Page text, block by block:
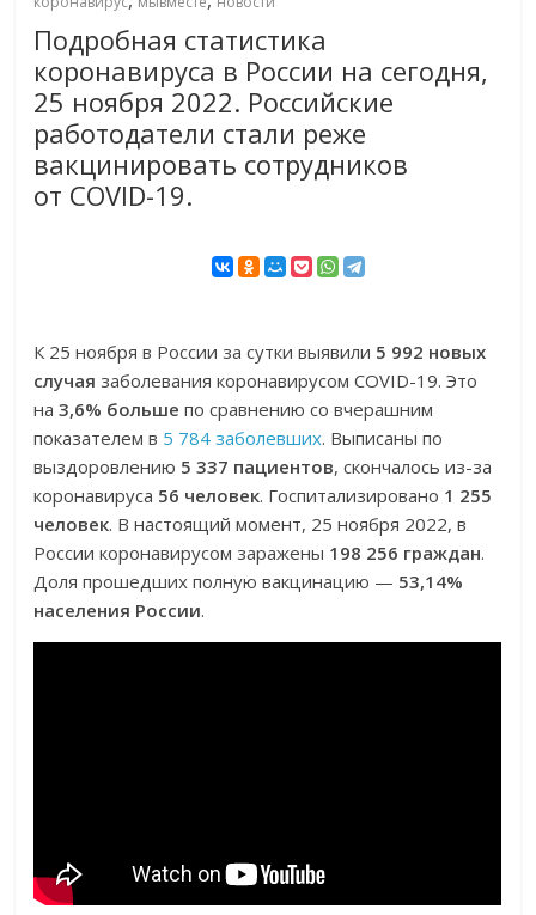
Подробная статистика
коронавируса в России на сегодня,
25 ноября 2022. Российские
работодатели стали реже
вакцинировать сотрудников
от COVID-19.
К 25 ноября в России за сутки выявили 5 992 новых
случая заболевания коронавирусом COVID-19. Это
на3,6% больше по сравнению со вчерашним
показателем в 5 784 заболевших. Выписаны по
выздоровлению 5 337 пациентов, скончалось из-за
коронавируса 56 человек. Госпитализировано 1 255
человек. В настоящий момент, 25 ноября 2022, в
России коронавирусом заражены 198 256 граждан.
Доля прошедших полную вакцинацию — 53,14%
населения России.